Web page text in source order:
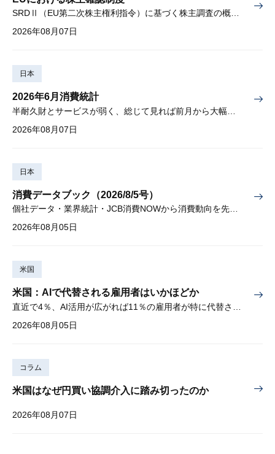
SRDⅡ（EU第二次株主権利指令）に基づく株主調査の概要と課題
2026年08月07日
日本
2026年6月消費統計
2026年08月07日
日本
消費データブック（2026/8/5号）
個社データ・業界統計・JCB消費NOWから消費動向を先取り
2026年08月05日
米国
米国：AIで代替される雇用者はいかほどか
2026年08月05日
コラム
米国はなぜ円買い協調介入に踏み切ったのか
2026年08月07日